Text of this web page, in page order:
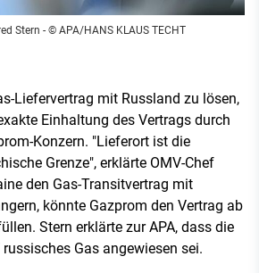
Stern - © APA/HANS KLAUS TECHT
Liefervertrag mit Russland zu lösen,
Einhaltung des Vertrags durch
Konzern. "Lieferort ist die
Grenze", erklärte OMV-Chef
den Gas-Transitvertrag mit
könnte Gazprom den Vertrag ab
Stern erklärte zur APA, dass die
Gas angewiesen sei.